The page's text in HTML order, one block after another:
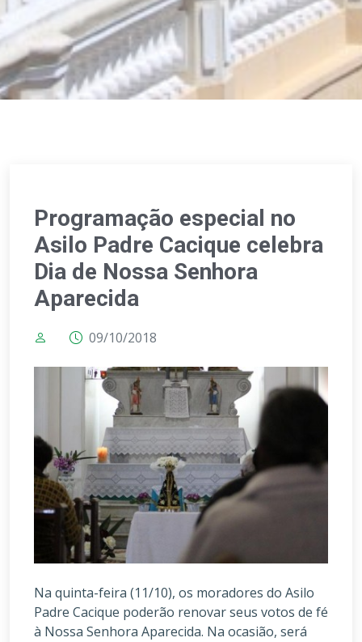
Programação especial no
Asilo Padre Cacique celebra
Dia de Nossa Senhora
Aparecida
09/10/2018
Na quinta-feira (11/10), os moradores do Asilo
Padre Cacique poderão renovar seus votos de fé
à Nossa Senhora Aparecida. Na ocasião, será